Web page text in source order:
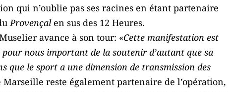
qui n’oublie pas ses racines en étant partenaire
Provençalen sus des 12 Heures.
avance à son tour: «Cette manifestation est
nous important de la soutenir d’autant que sa
que le sport a une dimension de transmission des
Marseille reste également partenaire de l’opération,